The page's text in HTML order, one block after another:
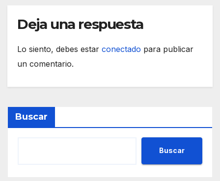
Deja una respuesta
Lo siento, debes estar conectado para publicar
un comentario.
Buscar
Buscar